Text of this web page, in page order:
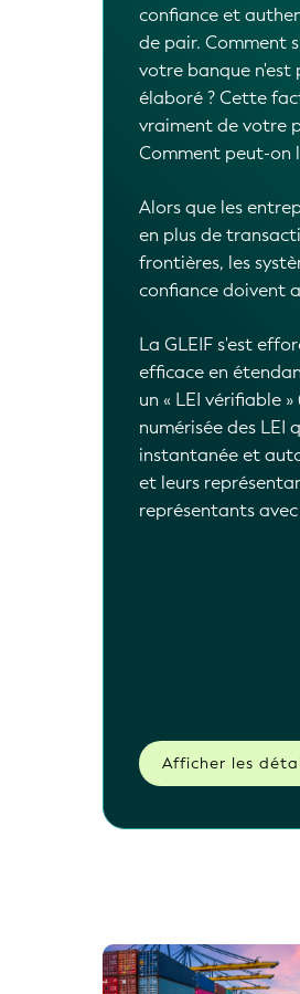
les régions
mettant en
autorités et les
et dans quel but.
provenant de
l'essor de
LEI dans des
la GLEIF entend
actuelle et future
procurer aux
Afficher les
LE BLOG DE LA GLEIF
renforce la confiance